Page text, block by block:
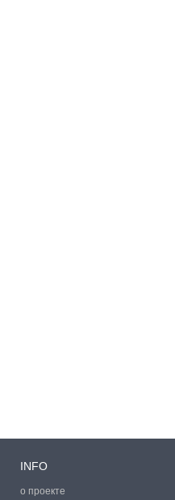
INFO
о проекте